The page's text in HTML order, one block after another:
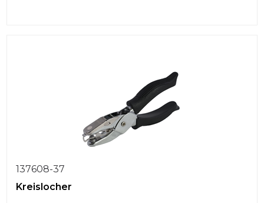
137608-37
Kreislocher